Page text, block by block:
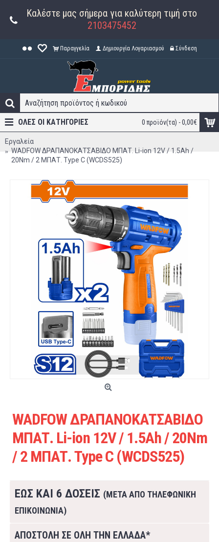
Καλέστε μας σήμερα για καλύτερη τιμή στο
2103475452
Παραγγελία Δημιουργία Λογαριασμού Σύνδεση
0 προϊόν(τα) - 0,00€
ΟΛΕΣ ΟΙ ΚΑΤΗΓΟΡΊΕΣ
Εργαλεία
WADFOW ΔΡΑΠΑΝΟΚΑΤΣΑΒΙΔΟ ΜΠΑΤ. Li-ion 12V / 1.5Ah /
20Nm / 2 ΜΠΑΤ. Type C (WCDS525)
WADFOW ΔΡΑΠΑΝΟΚΑΤΣΑΒΙΔΟ
ΜΠΑΤ. Li-ion 12V / 1.5Ah / 20Nm
/ 2 ΜΠΑΤ. Type C (WCDS525)
ΕΩΣ ΚΑΙ 6 ΔΟΣΕΙΣ (ΜΕΤΑ ΑΠΟ ΤΗΛΕΦΩΝΙΚΗ
ΕΠΙΚΟΙΝΩΝΙΑ)
ΑΠΟΣΤΟΛΗ ΣΕ ΟΛΗ ΤΗΝ ΕΛΛΑΔΑ*